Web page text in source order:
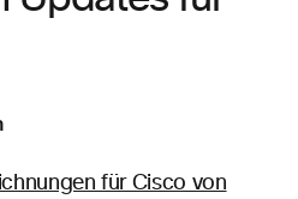
für Cisco von